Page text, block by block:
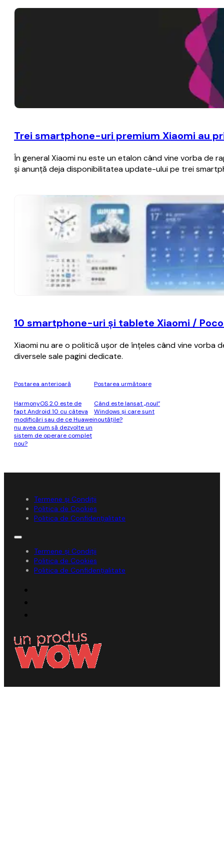
Trei smartphone-uri premium Xiaomi au
În general Xiaomi nu este un etalon când vine vorba de
şi anunţă deja disponibilitatea update-ului pe trei
10 smartphone-uri şi tablete Xiaomi /
Xiaomi nu are o politică uşor de înţeles când vine vorba
diversele sale pagini dedicate.
Postarea anterioară
HarmonyOS 2.0 este de
fapt Android 10 cu câteva
modificări sau de ce Huawei
nu avea cum să dezvolte un
sistem de operare complet
nou?
Postarea următoare
Când este lansat „noul”
Windows și care sunt
noutățile?
Termene și Condiții
Politica de Cookies
Politica de Confidențialitate
Termene și Condiții
Politica de Cookies
Politica de Confidențialitate